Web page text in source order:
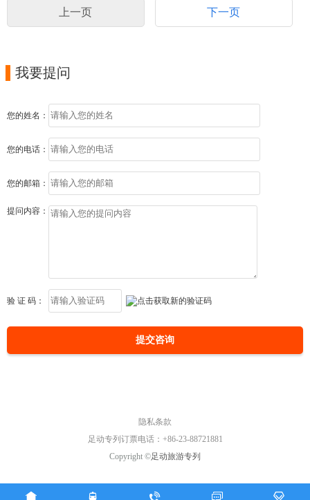
上一页 下一页
我要提问
您的姓名：
您的电话：
您的邮箱：
提问内容：
验 证 码：
提交咨询
隐私条款
足动专列订票电话：+86-23-88721881
Copyright ©足动旅游专列
    